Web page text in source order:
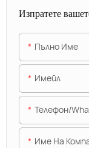
Изпратете
Пълно Име
Имейл
Телефон/
Име На